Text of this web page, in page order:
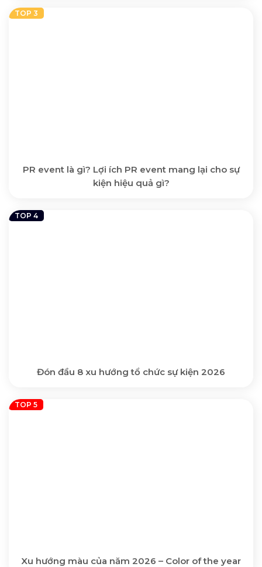
PR event là gì? Lợi ích PR event mang lại cho sự
kiện hiệu quả gì?
Đón đầu 8 xu hướng tổ chức sự kiện 2026
Xu hướng màu của năm 2026 – Color of the year